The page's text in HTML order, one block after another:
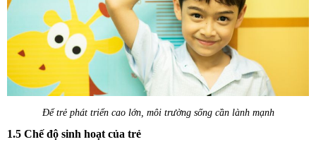
Để trẻ phát triển cao lớn, môi trường sống cần lành mạnh
1.5 Chế độ sinh hoạt của trẻ